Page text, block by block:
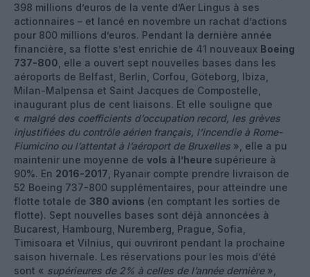
398 millions d’euros de la vente d’Aer Lingus à ses
actionnaires – et lancé en novembre un rachat d’actions
pour 800 millions d’euros. Pendant la dernière année
financière, sa flotte s’est enrichie de 41 nouveaux Boeing
737-800 , elle a ouvert sept nouvelles bases dans les
aéroports de Belfast, Berlin, Corfou, Göteborg, Ibiza,
Milan-Malpensa et Saint Jacques de Compostelle,
inaugurant plus de cent liaisons. Et elle souligne que
« malgré des coefficients d’occupation record, les grèves
injustifiées du contrôle aérien français, l’incendie à Rome-
Fiumicino ou l’attentat à l’aéroport de Bruxelles », elle a pu
maintenir une moyenne de vols à l’heure supérieure à
90%. En 2016-2017 , Ryanair compte prendre livraison de
52 Boeing 737-800 supplémentaires, pour atteindre une
flotte totale de 380 avions (en comptant les sorties de
flotte). Sept nouvelles bases sont déjà annoncées à
Bucarest, Hambourg, Nuremberg, Prague, Sofia,
Timisoara et Vilnius, qui ouvriront pendant la prochaine
saison hivernale. Les réservations pour les mois d’été
sont « supérieures de 2% à celles de l’année dernière»,